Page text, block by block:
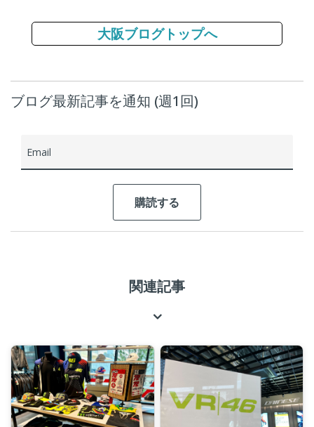
大阪ブログトップへ
ブログ最新記事を通知 (週1回)
Email
関連記事